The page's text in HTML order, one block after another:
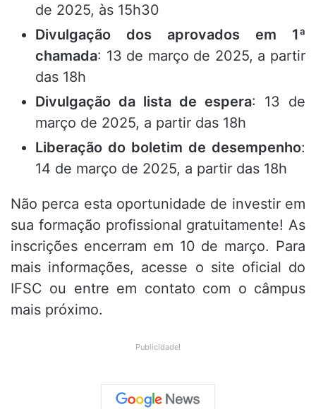
de 2025, às 15h30
Divulgação dos aprovados em 1ª
chamada: 13 de março de 2025, a partir
das 18h
Divulgação da lista de espera: 13 de
março de 2025, a partir das 18h
Liberação do boletim de desempenho:
14 de março de 2025, a partir das 18h
Não perca esta oportunidade de investir em
sua formação profissional gratuitamente! As
inscrições encerram em 10 de março. Para
mais informações, acesse o site oficial do
IFSC ou entre em contato com o câmpus
mais próximo.
Publicidade!